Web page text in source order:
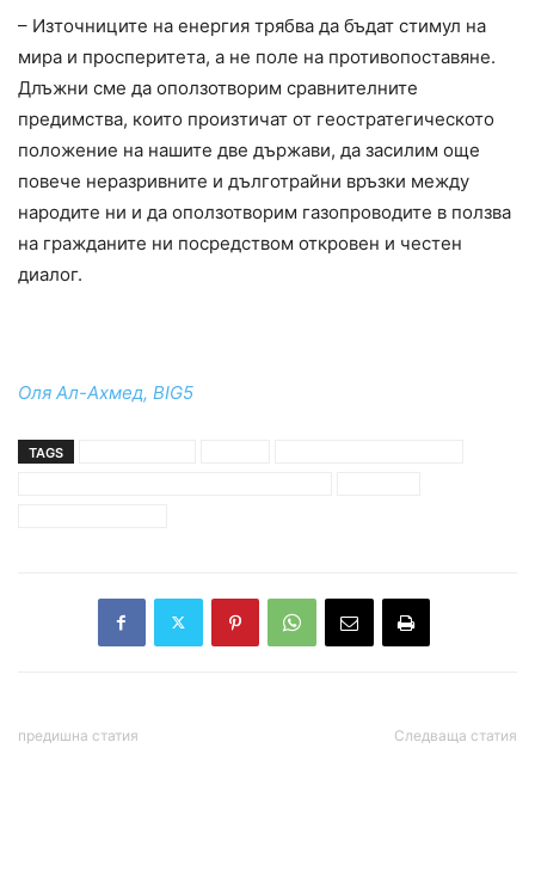
– Източниците на енергия трябва да бъдат стимул на
мира и просперитета, а не поле на противопоставяне.
Длъжни сме да оползотворим сравнителните
предимства, които произтичат от геостратегическото
положение на нашите две държави, да засилим още
повече неразривните и дълготрайни връзки между
народите ни и да оползотворим газопроводите в ползва
на гражданите ни посредством откровен и честен
диалог.
Оля Ал-Ахмед, BIG5
TAGS
предишна статия Следваща статия